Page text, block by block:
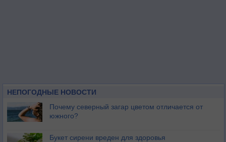
НЕПОГОДНЫЕ НОВОСТИ
Почему северный загар цветом отличается от
южного?
Букет сирени вреден для здоровья